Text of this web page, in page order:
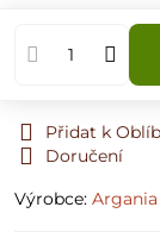
Přidat k
Doručení
Výrobce: